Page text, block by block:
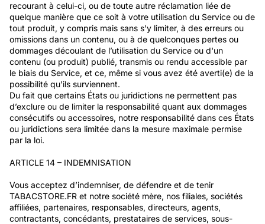
recourant à celui-ci, ou de toute autre réclamation liée de
quelque manière que ce soit à votre utilisation du Service ou de
tout produit, y compris mais sans s'y limiter, à des erreurs ou
omissions dans un contenu, ou à de quelconques pertes ou
dommages découlant de l’utilisation du Service ou d'un
contenu (ou produit) publié, transmis ou rendu accessible par
le biais du Service, et ce, même si vous avez été averti(e) de la
possibilité qu’ils surviennent.
Du fait que certains États ou juridictions ne permettent pas
d’exclure ou de limiter la responsabilité quant aux dommages
consécutifs ou accessoires, notre responsabilité dans ces États
ou juridictions sera limitée dans la mesure maximale permise
par la loi.
ARTICLE 14 – INDEMNISATION
Vous acceptez d’indemniser, de défendre et de tenir
TABACSTORE.FR et notre société mère, nos filiales, sociétés
affiliées, partenaires, responsables, directeurs, agents,
contractants, concédants, prestataires de services, sous-